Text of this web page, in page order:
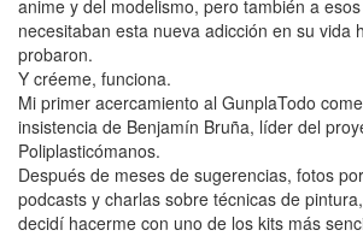
anime y del modelismo, pero también a
necesitaban esta nueva adicción en su vida
probaron.
Y créeme, funciona.
Mi primer acercamiento al GunplaTodo
insistencia de Benjamín Bruña, líder del
Poliplasticómanos.
Después de meses de sugerencias, fotos
podcasts y charlas sobre técnicas de
decidí hacerme con uno de los kits más